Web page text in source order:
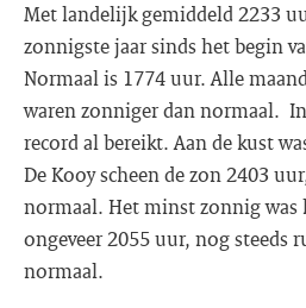
Met landelijk gemiddeld 2233
zonnigste jaar sinds het begin
Normaal is 1774 uur. Alle
waren zonniger dan normaal.
record al bereikt. Aan de kust
De Kooy scheen de zon 2403
normaal. Het minst zonnig was
ongeveer 2055 uur, nog steeds
normaal.